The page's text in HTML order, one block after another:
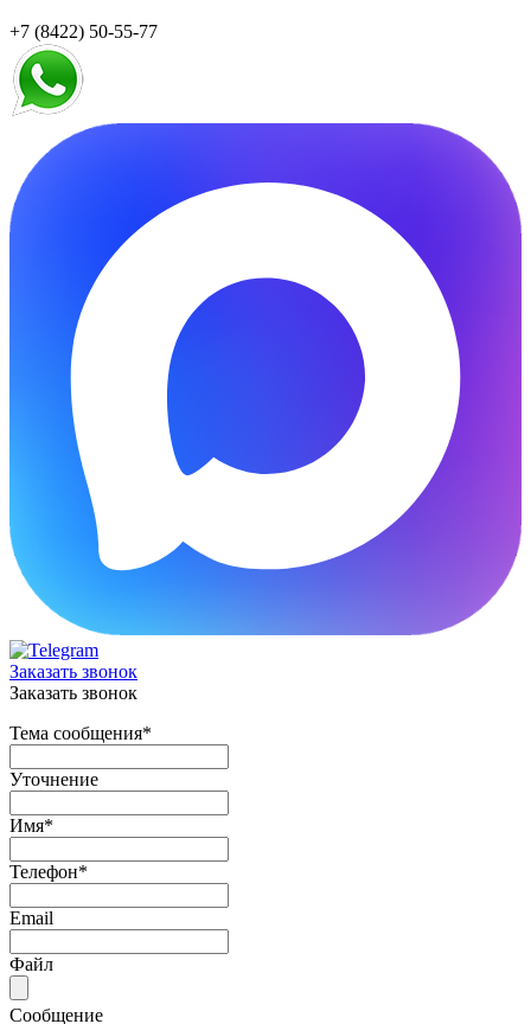
+7 (8422) 50-55-77
Заказать звонок
Заказать звонок
Тема сообщения*
Уточнение
Имя*
Телефон*
Email
Файл
Сообщение